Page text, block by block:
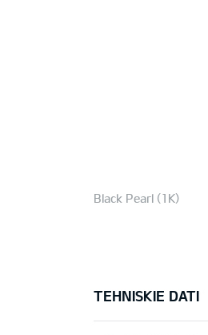
Black Pearl (1K)
TEHNISKIE DATI